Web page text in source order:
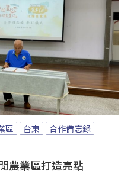
區 台東
合作備忘錄
農業區打造亮點